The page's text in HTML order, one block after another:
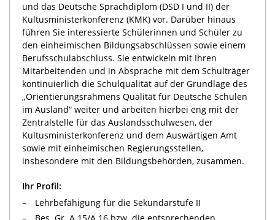
und das Deutsche Sprachdiplom (DSD I und II) der
Kultusministerkonferenz (KMK) vor. Darüber hinaus
führen Sie interessierte Schülerinnen und Schüler zu
den einheimischen Bildungsabschlüssen sowie einem
Berufsschulabschluss. Sie entwickeln mit Ihren
Mitarbeitenden und in Absprache mit dem Schulträger
kontinuierlich die Schulqualität auf der Grundlage des
„Orientierungsrahmens Qualität für Deutsche Schulen
im Ausland“ weiter und arbeiten hierbei eng mit der
Zentralstelle für das Auslandsschulwesen, der
Kultusministerkonferenz und dem Auswärtigen Amt
sowie mit einheimischen Regierungsstellen,
insbesondere mit den Bildungsbehörden, zusammen.
Ihr Profil:
Lehrbefähigung für die Sekundarstufe II